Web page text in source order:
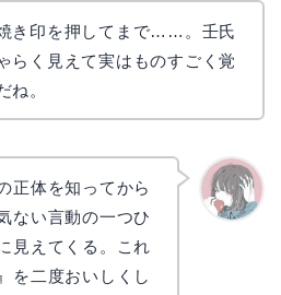
き印を押してまで……。壬氏
らく見えて実はものすごく覚
ね。
正体を知ってから
ない言動の一つひ
見えてくる。これ
を二度おいしくし